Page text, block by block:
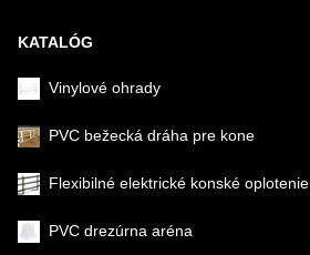
KATALÓG
Vinylové ohrady
PVC bežecká dráha pre kone
Flexibilné elektrické konské oplotenie
PVC drezúrna aréna